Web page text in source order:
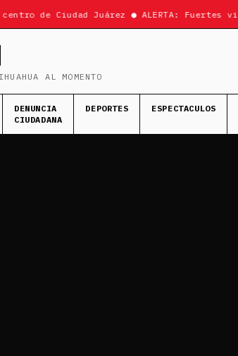
de Ciudad Juárez ● ALERTA: Fuertes
AL MOMENTO
DENUNCIA
CIUDADANA
DEPORTES ESPECTACULOS